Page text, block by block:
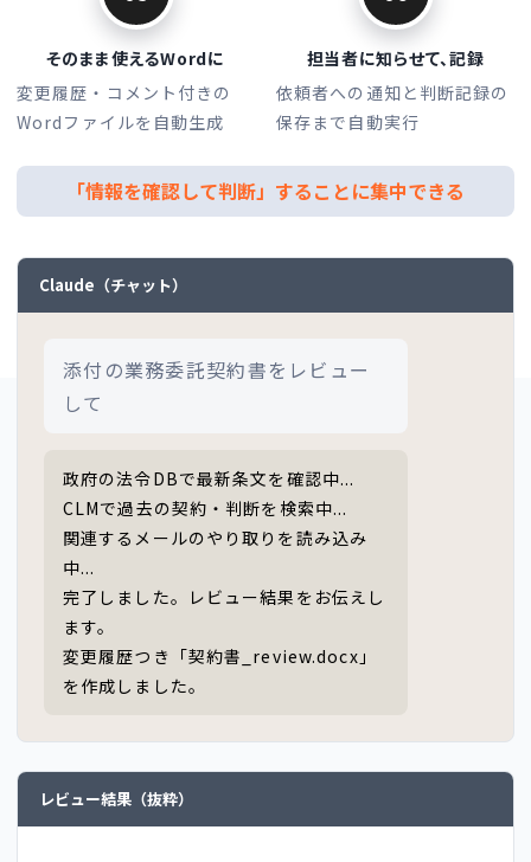
そのまま使えるWordに
変更履歴・コメント付きの
Wordファイルを自動生成
担当者に知らせて、記録
依頼者への通知と判断記録の
保存まで自動実行
「情報を確認して判断」することに集中できる
Claude（チャット）
添付の業務委託契約書をレビュー
して
政府の法令DBで最新条文を確認中...
CLMで過去の契約・判断を検索中...
関連するメールのやり取りを読み込み
中...
完了しました。レビュー結果をお伝えし
ます。
変更履歴つき「契約書_review.docx」
を作成しました。
レビュー結果（抜粋）